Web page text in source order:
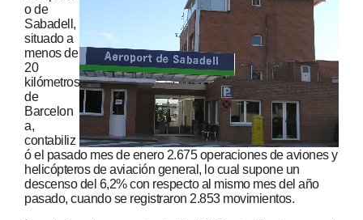
o de
Sabadell,
situado a
menos de
20
kilómetros
de
Barcelon
a,
contabiliz
ó el pasado mes de enero 2.675 operaciones de aviones y
helicópteros de aviación general, lo cual supone un
descenso del 6,2% con respecto al mismo mes del año
pasado, cuando se registraron 2.853 movimientos.